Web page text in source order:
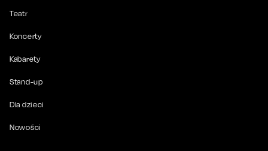
Teatr
Koncerty
Kabarety
Stand-up
Dla dzieci
Nowości